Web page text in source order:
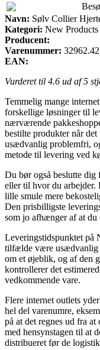
Navn: Sølv Collier
Kategori: New Products
Producent:
Varenummer: 32962.42
EAN:
Vurderet til 4.6 ud af 5
Temmelig mange
forskellige løsninger til
nærværende
bestilte produkter når
usædvanlig problemfri,
metode til levering ved
Du bør også beslutte
eller til hvor du arbejder.
lille smule mere
Den prisbilligste
som jo afhænger af at du
Leveringstidspunktet på
tilfælde være usædvanlig
om et øjeblik, og af den
kontrollerer det
vedkommende vare.
Flere internet outlets
hel del varenumre,
på at det regnes ud fra
med hensynstagen til at
distribueret før de